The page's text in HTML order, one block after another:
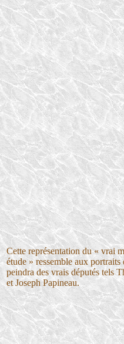
Cette représentation du « vrai
étude » ressemble aux
peindra des vrais députés tels
et Joseph Papineau.